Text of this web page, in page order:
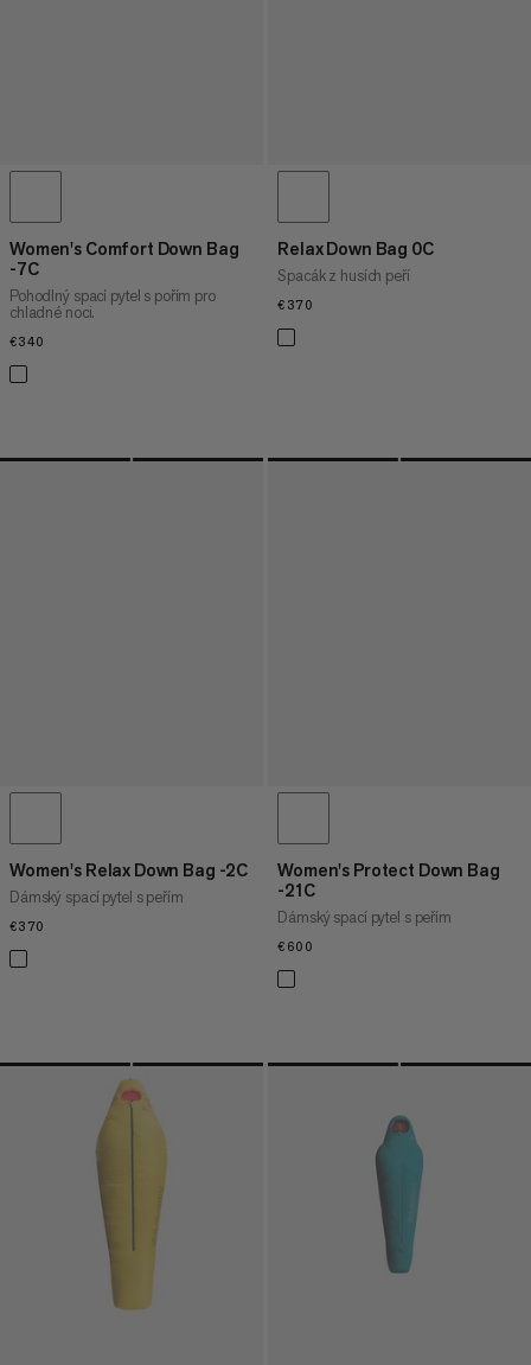
Women's Comfort Down Bag
-7C
Pohodlný spací pytel s pořím pro
chladné noci.
€340
Relax Down Bag 0C
Spacák z husích peří
€370
Women's Relax Down Bag -2C
Dámský spací pytel s peřím
€370
Women's Protect Down Bag
-21C
Dámský spací pytel s peřím
€600